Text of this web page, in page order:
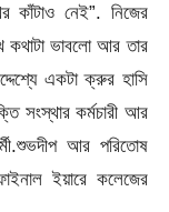
কাঁটাও নেই”. নিজের
কথাটা ভাবলো আর তার
একটা ক্রুর হাসি
সংস্থার কর্মচারী আর
আর পরিতোষ
ইয়ারে কলেজের